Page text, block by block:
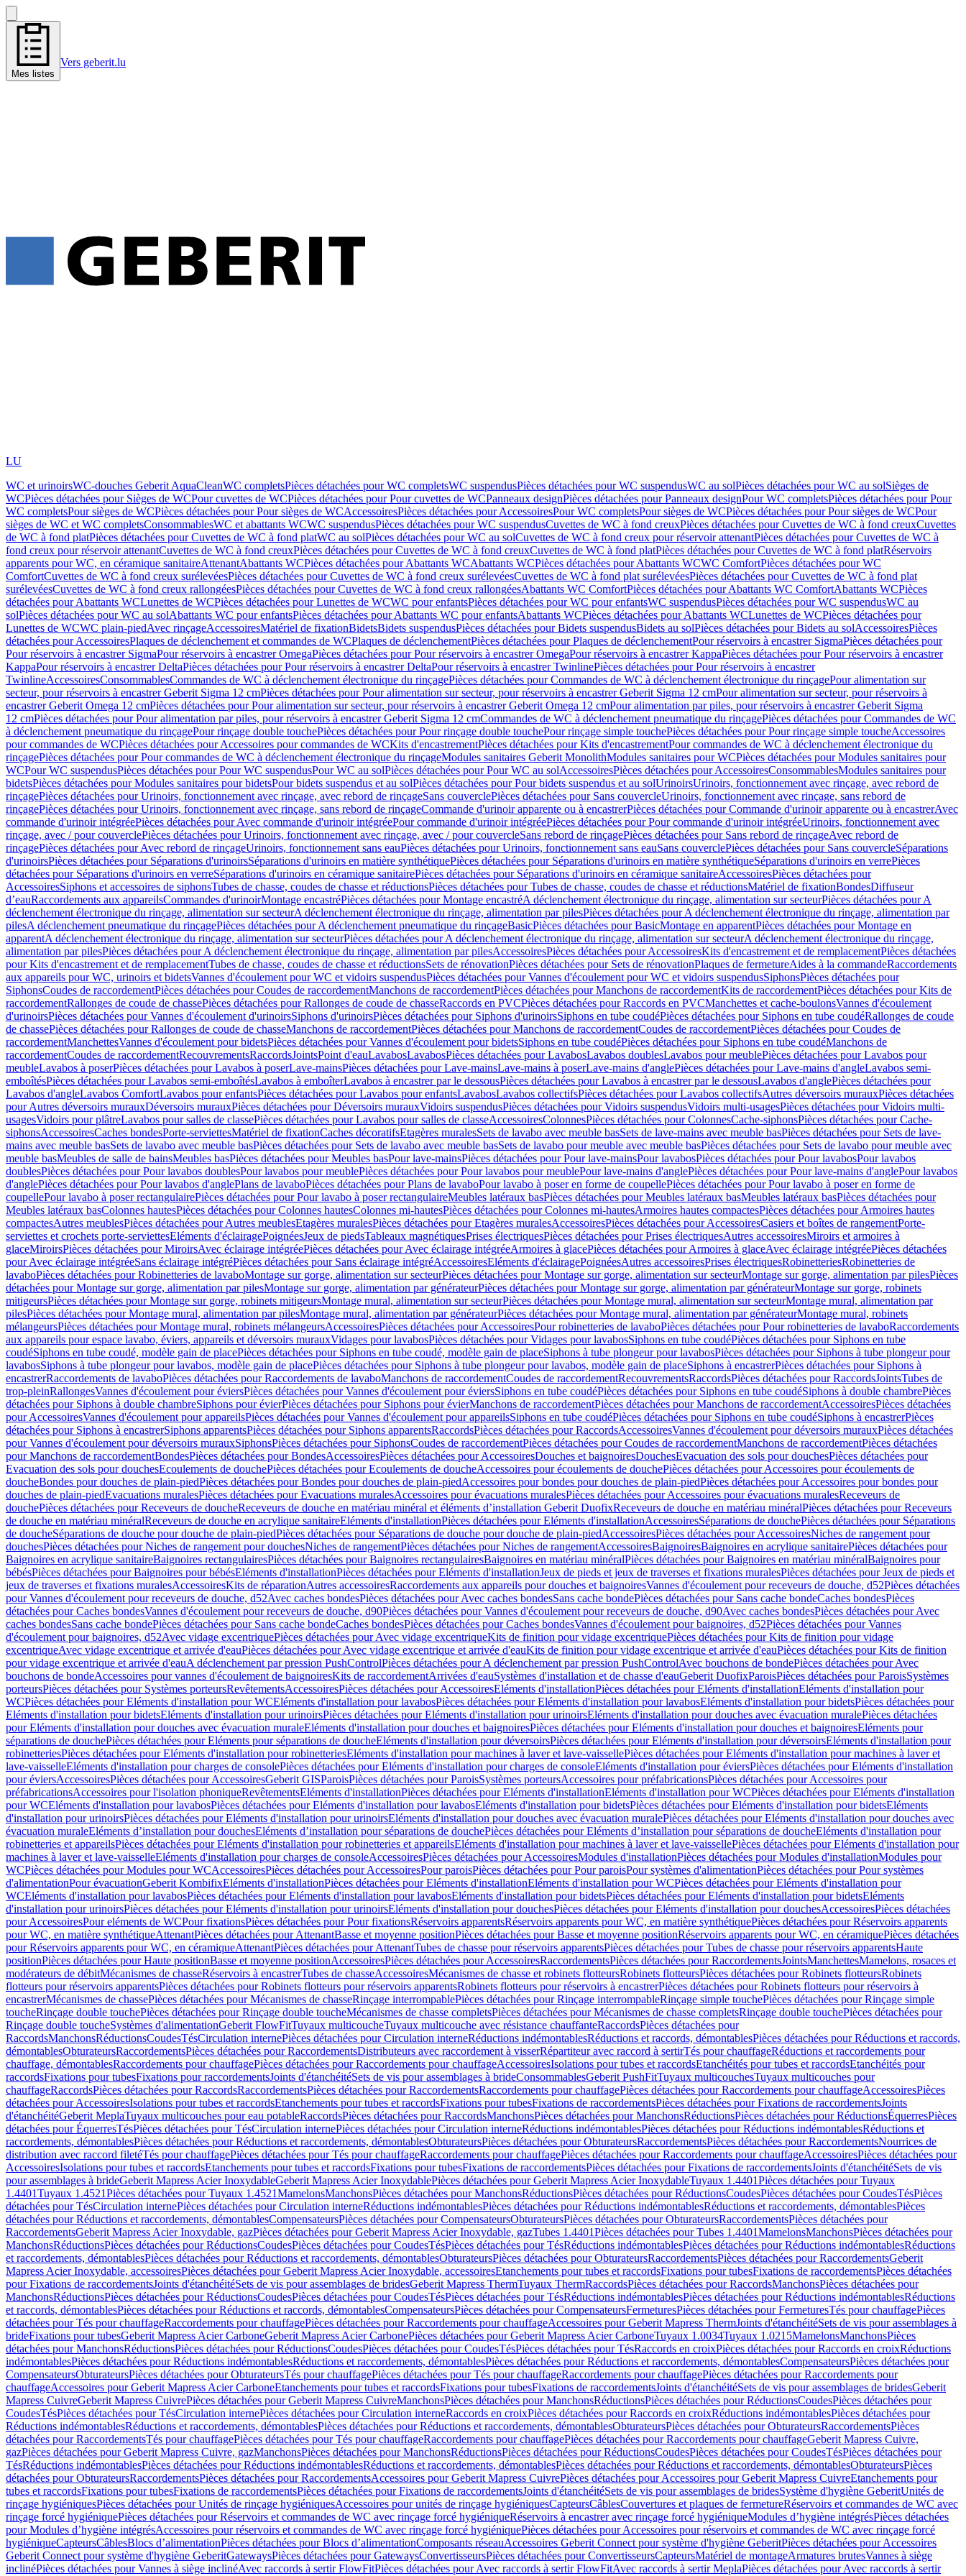
Mes listes
Vers geberit.lu
LU
WC et urinoirsWC-douches Geberit AquaCleanWC completsPièces détachées pour WC completsWC suspendusPièces détachées pour WC suspendusWC au solPièces détachées pour WC au solSièges de
WCPièces détachées pour Sièges de WCPour cuvettes de WCPièces détachées pour Pour cuvettes de WCPanneaux designPièces détachées pour Panneaux designPour WC completsPièces détachées pour Pour
WC completsPour sièges de WCPièces détachées pour Pour sièges de WCAccessoiresPièces détachées pour AccessoiresPour WC completsPour sièges de WCPièces détachées pour Pour sièges de WCPour
sièges de WC et WC completsConsommablesWC et abattants WCWC suspendusPièces détachées pour WC suspendusCuvettes de WC à fond creuxPièces détachées pour Cuvettes de WC à fond creuxCuvettes
de WC à fond platPièces détachées pour Cuvettes de WC à fond platWC au solPièces détachées pour WC au solCuvettes de WC à fond creux pour réservoir attenantPièces détachées pour Cuvettes de WC à
fond creux pour réservoir attenantCuvettes de WC à fond creuxPièces détachées pour Cuvettes de WC à fond creuxCuvettes de WC à fond platPièces détachées pour Cuvettes de WC à fond platRéservoirs
apparents pour WC, en céramique sanitaireAttenantAbattants WCPièces détachées pour Abattants WCAbattants WCPièces détachées pour Abattants WCWC ComfortPièces détachées pour WC
ComfortCuvettes de WC à fond creux surélevéesPièces détachées pour Cuvettes de WC à fond creux surélevéesCuvettes de WC à fond plat surélevéesPièces détachées pour Cuvettes de WC à fond plat
surélevéesCuvettes de WC à fond creux rallongéesPièces détachées pour Cuvettes de WC à fond creux rallongéesAbattants WC ComfortPièces détachées pour Abattants WC ComfortAbattants WCPièces
détachées pour Abattants WCLunettes de WCPièces détachées pour Lunettes de WCWC pour enfantsPièces détachées pour WC pour enfantsWC suspendusPièces détachées pour WC suspendusWC au
solPièces détachées pour WC au solAbattants WC pour enfantsPièces détachées pour Abattants WC pour enfantsAbattants WCPièces détachées pour Abattants WCLunettes de WCPièces détachées pour
Lunettes de WCWC plain-piedAvec rinçageAccessoiresMatériel de fixationBidetsBidets suspendusPièces détachées pour Bidets suspendusBidets au solPièces détachées pour Bidets au solAccessoiresPièces
détachées pour AccessoiresPlaques de déclenchement et commandes de WCPlaques de déclenchementPièces détachées pour Plaques de déclenchementPour réservoirs à encastrer SigmaPièces détachées pour
Pour réservoirs à encastrer SigmaPour réservoirs à encastrer OmegaPièces détachées pour Pour réservoirs à encastrer OmegaPour réservoirs à encastrer KappaPièces détachées pour Pour réservoirs à encastrer
KappaPour réservoirs à encastrer DeltaPièces détachées pour Pour réservoirs à encastrer DeltaPour réservoirs à encastrer TwinlinePièces détachées pour Pour réservoirs à encastrer
TwinlineAccessoiresConsommablesCommandes de WC à déclenchement électronique du rinçagePièces détachées pour Commandes de WC à déclenchement électronique du rinçagePour alimentation sur
secteur, pour réservoirs à encastrer Geberit Sigma 12 cmPièces détachées pour Pour alimentation sur secteur, pour réservoirs à encastrer Geberit Sigma 12 cmPour alimentation sur secteur, pour réservoirs à
encastrer Geberit Omega 12 cmPièces détachées pour Pour alimentation sur secteur, pour réservoirs à encastrer Geberit Omega 12 cmPour alimentation par piles, pour réservoirs à encastrer Geberit Sigma
12 cmPièces détachées pour Pour alimentation par piles, pour réservoirs à encastrer Geberit Sigma 12 cmCommandes de WC à déclenchement pneumatique du rinçagePièces détachées pour Commandes de WC
à déclenchement pneumatique du rinçagePour rinçage double touchePièces détachées pour Pour rinçage double touchePour rinçage simple touchePièces détachées pour Pour rinçage simple toucheAccessoires
pour commandes de WCPièces détachées pour Accessoires pour commandes de WCKits d'encastrementPièces détachées pour Kits d'encastrementPour commandes de WC à déclenchement électronique du
rinçagePièces détachées pour Pour commandes de WC à déclenchement électronique du rinçageModules sanitaires Geberit MonolithModules sanitaires pour WCPièces détachées pour Modules sanitaires pour
WCPour WC suspendusPièces détachées pour Pour WC suspendusPour WC au solPièces détachées pour Pour WC au solAccessoiresPièces détachées pour AccessoiresConsommablesModules sanitaires pour
bidetsPièces détachées pour Modules sanitaires pour bidetsPour bidets suspendus et au solPièces détachées pour Pour bidets suspendus et au solUrinoirsUrinoirs, fonctionnement avec rinçage, avec rebord de
rinçagePièces détachées pour Urinoirs, fonctionnement avec rinçage, avec rebord de rinçageSans couverclePièces détachées pour Sans couvercleUrinoirs, fonctionnement avec rinçage, sans rebord de
rinçagePièces détachées pour Urinoirs, fonctionnement avec rinçage, sans rebord de rinçageCommande d'urinoir apparente ou à encastrerPièces détachées pour Commande d'urinoir apparente ou à encastrerAvec
commande d'urinoir intégréePièces détachées pour Avec commande d'urinoir intégréePour commande d'urinoir intégréePièces détachées pour Pour commande d'urinoir intégréeUrinoirs, fonctionnement avec
rinçage, avec / pour couverclePièces détachées pour Urinoirs, fonctionnement avec rinçage, avec / pour couvercleSans rebord de rinçagePièces détachées pour Sans rebord de rinçageAvec rebord de
rinçagePièces détachées pour Avec rebord de rinçageUrinoirs, fonctionnement sans eauPièces détachées pour Urinoirs, fonctionnement sans eauSans couverclePièces détachées pour Sans couvercleSéparations
d'urinoirsPièces détachées pour Séparations d'urinoirsSéparations d'urinoirs en matière synthétiquePièces détachées pour Séparations d'urinoirs en matière synthétiqueSéparations d'urinoirs en verrePièces
détachées pour Séparations d'urinoirs en verreSéparations d'urinoirs en céramique sanitairePièces détachées pour Séparations d'urinoirs en céramique sanitaireAccessoiresPièces détachées pour
AccessoiresSiphons et accessoires de siphonsTubes de chasse, coudes de chasse et réductionsPièces détachées pour Tubes de chasse, coudes de chasse et réductionsMatériel de fixationBondesDiffuseur
d’eauRaccordements aux appareilsCommandes d'urinoirMontage encastréPièces détachées pour Montage encastréA déclenchement électronique du rinçage, alimentation sur secteurPièces détachées pour A
déclenchement électronique du rinçage, alimentation sur secteurA déclenchement électronique du rinçage, alimentation par pilesPièces détachées pour A déclenchement électronique du rinçage, alimentation par
pilesA déclenchement pneumatique du rinçagePièces détachées pour A déclenchement pneumatique du rinçageBasicPièces détachées pour BasicMontage en apparentPièces détachées pour Montage en
apparentA déclenchement électronique du rinçage, alimentation sur secteurPièces détachées pour A déclenchement électronique du rinçage, alimentation sur secteurA déclenchement électronique du rinçage,
alimentation par pilesPièces détachées pour A déclenchement électronique du rinçage, alimentation par pilesAccessoiresPièces détachées pour AccessoiresKits d'encastrement et de remplacementPièces détachées
pour Kits d'encastrement et de remplacementTubes de chasse, coudes de chasse et réductionsSets de rénovationPièces détachées pour Sets de rénovationPlaques de fermetureAides à la commandeRaccordements
aux appareils pour WC, urinoirs et bidetsVannes d'écoulement pour WC et vidoirs suspendusPièces détachées pour Vannes d'écoulement pour WC et vidoirs suspendusSiphonsPièces détachées pour
SiphonsCoudes de raccordementPièces détachées pour Coudes de raccordementManchons de raccordementPièces détachées pour Manchons de raccordementKits de raccordementPièces détachées pour Kits de
raccordementRallonges de coude de chassePièces détachées pour Rallonges de coude de chasseRaccords en PVCPièces détachées pour Raccords en PVCManchettes et cache-boulonsVannes d'écoulement
d'urinoirsPièces détachées pour Vannes d'écoulement d'urinoirsSiphons d'urinoirsPièces détachées pour Siphons d'urinoirsSiphons en tube coudéPièces détachées pour Siphons en tube coudéRallonges de coude
de chassePièces détachées pour Rallonges de coude de chasseManchons de raccordementPièces détachées pour Manchons de raccordementCoudes de raccordementPièces détachées pour Coudes de
raccordementManchettesVannes d'écoulement pour bidetsPièces détachées pour Vannes d'écoulement pour bidetsSiphons en tube coudéPièces détachées pour Siphons en tube coudéManchons de
raccordementCoudes de raccordementRecouvrementsRaccordsJointsPoint d'eauLavabosLavabosPièces détachées pour LavabosLavabos doublesLavabos pour meublePièces détachées pour Lavabos pour
meubleLavabos à poserPièces détachées pour Lavabos à poserLave-mainsPièces détachées pour Lave-mainsLave-mains à poserLave-mains d'anglePièces détachées pour Lave-mains d'angleLavabos semi-
emboîtésPièces détachées pour Lavabos semi-emboîtésLavabos à emboîterLavabos à encastrer par le dessousPièces détachées pour Lavabos à encastrer par le dessousLavabos d'anglePièces détachées pour
Lavabos d'angleLavabos ComfortLavabos pour enfantsPièces détachées pour Lavabos pour enfantsLavabosLavabos collectifsPièces détachées pour Lavabos collectifsAutres déversoirs murauxPièces détachées
pour Autres déversoirs murauxDéversoirs murauxPièces détachées pour Déversoirs murauxVidoirs suspendusPièces détachées pour Vidoirs suspendusVidoirs multi-usagesPièces détachées pour Vidoirs multi-
usagesVidoirs pour plâtreLavabos pour salles de classePièces détachées pour Lavabos pour salles de classeAccessoiresColonnesPièces détachées pour ColonnesCache-siphonsPièces détachées pour Cache-
siphonsAccessoiresCaches bondesPorte-serviettesMatériel de fixationCaches décoratifsEtagères muralesSets de lavabo avec meuble basSets de lave-mains avec meuble basPièces détachées pour Sets de lave-
mains avec meuble basSets de lavabo avec meuble basPièces détachées pour Sets de lavabo avec meuble basSets de lavabo pour meuble avec meuble basPièces détachées pour Sets de lavabo pour meuble avec
meuble basMeubles de salle de bainsMeubles basPièces détachées pour Meubles basPour lave-mainsPièces détachées pour Pour lave-mainsPour lavabosPièces détachées pour Pour lavabosPour lavabos
doublesPièces détachées pour Pour lavabos doublesPour lavabos pour meublePièces détachées pour Pour lavabos pour meublePour lave-mains d'anglePièces détachées pour Pour lave-mains d'anglePour lavabos
d'anglePièces détachées pour Pour lavabos d'anglePlans de lavaboPièces détachées pour Plans de lavaboPour lavabo à poser en forme de coupellePièces détachées pour Pour lavabo à poser en forme de
coupellePour lavabo à poser rectangulairePièces détachées pour Pour lavabo à poser rectangulaireMeubles latéraux basPièces détachées pour Meubles latéraux basMeubles latéraux basPièces détachées pour
Meubles latéraux basColonnes hautesPièces détachées pour Colonnes hautesColonnes mi-hautesPièces détachées pour Colonnes mi-hautesArmoires hautes compactesPièces détachées pour Armoires hautes
compactesAutres meublesPièces détachées pour Autres meublesEtagères muralesPièces détachées pour Etagères muralesAccessoiresPièces détachées pour AccessoiresCasiers et boîtes de rangementPorte-
serviettes et crochets porte-serviettesEléments d'éclairagePoignéesJeux de piedsTableaux magnétiquesPrises électriquesPièces détachées pour Prises électriquesAutres accessoiresMiroirs et armoires à
glaceMiroirsPièces détachées pour MiroirsAvec éclairage intégréePièces détachées pour Avec éclairage intégréeArmoires à glacePièces détachées pour Armoires à glaceAvec éclairage intégréePièces détachées
pour Avec éclairage intégréeSans éclairage intégréPièces détachées pour Sans éclairage intégréAccessoiresEléments d'éclairagePoignéesAutres accessoiresPrises électriquesRobinetteriesRobinetteries de
lavaboPièces détachées pour Robinetteries de lavaboMontage sur gorge, alimentation sur secteurPièces détachées pour Montage sur gorge, alimentation sur secteurMontage sur gorge, alimentation par pilesPièces
détachées pour Montage sur gorge, alimentation par pilesMontage sur gorge, alimentation par générateurPièces détachées pour Montage sur gorge, alimentation par générateurMontage sur gorge, robinets
mitigeursPièces détachées pour Montage sur gorge, robinets mitigeursMontage mural, alimentation sur secteurPièces détachées pour Montage mural, alimentation sur secteurMontage mural, alimentation par
pilesPièces détachées pour Montage mural, alimentation par pilesMontage mural, alimentation par générateurPièces détachées pour Montage mural, alimentation par générateurMontage mural, robinets
mélangeursPièces détachées pour Montage mural, robinets mélangeursAccessoiresPièces détachées pour AccessoiresPour robinetteries de lavaboPièces détachées pour Pour robinetteries de lavaboRaccordements
aux appareils pour espace lavabo, éviers, appareils et déversoirs murauxVidages pour lavabosPièces détachées pour Vidages pour lavabosSiphons en tube coudéPièces détachées pour Siphons en tube
coudéSiphons en tube coudé, modèle gain de placePièces détachées pour Siphons en tube coudé, modèle gain de placeSiphons à tube plongeur pour lavabosPièces détachées pour Siphons à tube plongeur pour
lavabosSiphons à tube plongeur pour lavabos, modèle gain de placePièces détachées pour Siphons à tube plongeur pour lavabos, modèle gain de placeSiphons à encastrerPièces détachées pour Siphons à
encastrerRaccordements de lavaboPièces détachées pour Raccordements de lavaboManchons de raccordementCoudes de raccordementRecouvrementsRaccordsPièces détachées pour RaccordsJointsTubes de
trop-pleinRallongesVannes d'écoulement pour éviersPièces détachées pour Vannes d'écoulement pour éviersSiphons en tube coudéPièces détachées pour Siphons en tube coudéSiphons à double chambrePièces
détachées pour Siphons à double chambreSiphons pour évierPièces détachées pour Siphons pour évierManchons de raccordementPièces détachées pour Manchons de raccordementAccessoiresPièces détachées
pour AccessoiresVannes d'écoulement pour appareilsPièces détachées pour Vannes d'écoulement pour appareilsSiphons en tube coudéPièces détachées pour Siphons en tube coudéSiphons à encastrerPièces
détachées pour Siphons à encastrerSiphons apparentsPièces détachées pour Siphons apparentsRaccordsPièces détachées pour RaccordsAccessoiresVannes d'écoulement pour déversoirs murauxPièces détachées
pour Vannes d'écoulement pour déversoirs murauxSiphonsPièces détachées pour SiphonsCoudes de raccordementPièces détachées pour Coudes de raccordementManchons de raccordementPièces détachées
pour Manchons de raccordementBondesPièces détachées pour BondesAccessoiresPièces détachées pour AccessoiresDouches et baignoiresDouchesEvacuation des sols pour douchesPièces détachées pour
Evacuation des sols pour douchesEcoulements de douchePièces détachées pour Ecoulements de doucheAccessoires pour écoulements de douchePièces détachées pour Accessoires pour écoulements de
doucheBondes pour douches de plain-piedPièces détachées pour Bondes pour douches de plain-piedAccessoires pour bondes pour douches de plain-piedPièces détachées pour Accessoires pour bondes pour
douches de plain-piedEvacuations muralesPièces détachées pour Evacuations muralesAccessoires pour évacuations muralesPièces détachées pour Accessoires pour évacuations muralesReceveurs de
douchePièces détachées pour Receveurs de doucheReceveurs de douche en matériau minéral et éléments d’installation Geberit DuofixReceveurs de douche en matériau minéralPièces détachées pour Receveurs
de douche en matériau minéralReceveurs de douche en acrylique sanitaireEléments d'installationPièces détachées pour Eléments d'installationAccessoiresSéparations de douchePièces détachées pour Séparations
de doucheSéparations de douche pour douche de plain-piedPièces détachées pour Séparations de douche pour douche de plain-piedAccessoiresPièces détachées pour AccessoiresNiches de rangement pour
douchesPièces détachées pour Niches de rangement pour douchesNiches de rangementPièces détachées pour Niches de rangementAccessoiresBaignoiresBaignoires en acrylique sanitairePièces détachées pour
Baignoires en acrylique sanitaireBaignoires rectangulairesPièces détachées pour Baignoires rectangulairesBaignoires en matériau minéralPièces détachées pour Baignoires en matériau minéralBaignoires pour
bébésPièces détachées pour Baignoires pour bébésEléments d'installationPièces détachées pour Eléments d'installationJeux de pieds et jeux de traverses et fixations muralesPièces détachées pour Jeux de pieds et
jeux de traverses et fixations muralesAccessoiresKits de réparationAutres accessoiresRaccordements aux appareils pour douches et baignoiresVannes d'écoulement pour receveurs de douche, d52Pièces détachées
pour Vannes d'écoulement pour receveurs de douche, d52Avec caches bondesPièces détachées pour Avec caches bondesSans cache bondePièces détachées pour Sans cache bondeCaches bondesPièces
détachées pour Caches bondesVannes d'écoulement pour receveurs de douche, d90Pièces détachées pour Vannes d'écoulement pour receveurs de douche, d90Avec caches bondesPièces détachées pour Avec
caches bondesSans cache bondePièces détachées pour Sans cache bondeCaches bondesPièces détachées pour Caches bondesVannes d'écoulement pour baignoires, d52Pièces détachées pour Vannes
d'écoulement pour baignoires, d52Avec vidage excentriquePièces détachées pour Avec vidage excentriqueKits de finition pour vidage excentriquePièces détachées pour Kits de finition pour vidage
excentriqueAvec vidage excentrique et arrivée d'eauPièces détachées pour Avec vidage excentrique et arrivée d'eauKits de finition pour vidage excentrique et arrivée d'eauPièces détachées pour Kits de finition
pour vidage excentrique et arrivée d'eauA déclenchement par pression PushControlPièces détachées pour A déclenchement par pression PushControlAvec bouchons de bondePièces détachées pour Avec
bouchons de bondeAccessoires pour vannes d'écoulement de baignoiresKits de raccordementArrivées d'eauSystèmes d'installation et de chasse d'eauGeberit DuofixParoisPièces détachées pour ParoisSystèmes
porteursPièces détachées pour Systèmes porteursRevêtementsAccessoiresPièces détachées pour AccessoiresEléments d'installationPièces détachées pour Eléments d'installationEléments d'installation pour
WCPièces détachées pour Eléments d'installation pour WCEléments d'installation pour lavabosPièces détachées pour Eléments d'installation pour lavabosEléments d'installation pour bidetsPièces détachées pour
Eléments d'installation pour bidetsEléments d'installation pour urinoirsPièces détachées pour Eléments d'installation pour urinoirsEléments d'installation pour douches avec évacuation muralePièces détachées
pour Eléments d'installation pour douches avec évacuation muraleEléments d'installation pour douches et baignoiresPièces détachées pour Eléments d'installation pour douches et baignoiresEléments pour
séparations de douchePièces détachées pour Eléments pour séparations de doucheEléments d'installation pour déversoirsPièces détachées pour Eléments d'installation pour déversoirsEléments d'installation pour
robinetteriesPièces détachées pour Eléments d'installation pour robinetteriesEléments d'installation pour machines à laver et lave-vaissellePièces détachées pour Eléments d'installation pour machines à laver et
lave-vaisselleEléments d'installation pour charges de consolePièces détachées pour Eléments d'installation pour charges de consoleEléments d'installation pour éviersPièces détachées pour Eléments d'installation
pour éviersAccessoiresPièces détachées pour AccessoiresGeberit GISParoisPièces détachées pour ParoisSystèmes porteursAccessoires pour préfabricationsPièces détachées pour Accessoires pour
préfabricationsAccessoires pour l'isolation phoniqueRevêtementsEléments d'installationPièces détachées pour Eléments d'installationEléments d'installation pour WCPièces détachées pour Eléments d'installation
pour WCEléments d'installation pour lavabosPièces détachées pour Eléments d'installation pour lavabosEléments d'installation pour bidetsPièces détachées pour Eléments d'installation pour bidetsEléments
d'installation pour urinoirsPièces détachées pour Eléments d'installation pour urinoirsEléments d'installation pour douches avec évacuation muralePièces détachées pour Eléments d'installation pour douches avec
évacuation muraleEléments d’installation pour douchesEléments d’installation pour séparations de douchePièces détachées pour Eléments d’installation pour séparations de doucheEléments d'installation pour
robinetteries et appareilsPièces détachées pour Eléments d'installation pour robinetteries et appareilsEléments d'installation pour machines à laver et lave-vaissellePièces détachées pour Eléments d'installation pour
machines à laver et lave-vaisselleEléments d'installation pour charges de consoleAccessoiresPièces détachées pour AccessoiresModules d'installationPièces détachées pour Modules d'installationModules pour
WCPièces détachées pour Modules pour WCAccessoiresPièces détachées pour AccessoiresPour paroisPièces détachées pour Pour paroisPour systèmes d'alimentationPièces détachées pour Pour systèmes
d'alimentationPour évacuationGeberit KombifixEléments d'installationPièces détachées pour Eléments d'installationEléments d'installation pour WCPièces détachées pour Eléments d'installation pour
WCEléments d'installation pour lavabosPièces détachées pour Eléments d'installation pour lavabosEléments d'installation pour bidetsPièces détachées pour Eléments d'installation pour bidetsEléments
d'installation pour urinoirsPièces détachées pour Eléments d'installation pour urinoirsEléments d'installation pour douchesPièces détachées pour Eléments d'installation pour douchesAccessoiresPièces détachées
pour AccessoiresPour eléments de WCPour fixationsPièces détachées pour Pour fixationsRéservoirs apparentsRéservoirs apparents pour WC, en matière synthétiquePièces détachées pour Réservoirs apparents
pour WC, en matière synthétiqueAttenantPièces détachées pour AttenantBasse et moyenne positionPièces détachées pour Basse et moyenne positionRéservoirs apparents pour WC, en céramiquePièces détachées
pour Réservoirs apparents pour WC, en céramiqueAttenantPièces détachées pour AttenantTubes de chasse pour réservoirs apparentsPièces détachées pour Tubes de chasse pour réservoirs apparentsHaute
positionPièces détachées pour Haute positionBasse et moyenne positionAccessoiresPièces détachées pour AccessoiresRaccordementsPièces détachées pour RaccordementsJointsManchettesMamelons, rosaces et
modérateurs de débitMécanismes de chasseRéservoirs à encastrerTubes de chasseAccessoiresMécanismes de chasse et robinets flotteursRobinets flotteursPièces détachées pour Robinets flotteursRobinets
flotteurs pour réservoirs apparentsPièces détachées pour Robinets flotteurs pour réservoirs apparentsRobinets flotteurs pour réservoirs à encastrerPièces détachées pour Robinets flotteurs pour réservoirs à
encastrerMécanismes de chassePièces détachées pour Mécanismes de chasseRinçage interrompablePièces détachées pour Rinçage interrompableRinçage simple touchePièces détachées pour Rinçage simple
toucheRinçage double touchePièces détachées pour Rinçage double toucheMécanismes de chasse completsPièces détachées pour Mécanismes de chasse completsRinçage double touchePièces détachées pour
Rinçage double toucheSystèmes d'alimentationGeberit FlowFitTuyaux multicoucheTuyaux multicouche avec résistance chauffanteRaccordsPièces détachées pour
RaccordsManchonsRéductionsCoudesTésCirculation internePièces détachées pour Circulation interneRéductions indémontablesRéductions et raccords, démontablesPièces détachées pour Réductions et raccords,
démontablesObturateursRaccordementsPièces détachées pour RaccordementsDistributeurs avec raccordement à visserRépartiteur avec raccord à sertirTés pour chauffageRéductions et raccordements pour
chauffage, démontablesRaccordements pour chauffagePièces détachées pour Raccordements pour chauffageAccessoiresIsolations pour tubes et raccordsEtanchéités pour tubes et raccordsEtanchéités pour
raccordsFixations pour tubesFixations pour raccordementsJoints d'étanchéitéSets de vis pour assemblages à brideConsommablesGeberit PushFitTuyaux multicouchesTuyaux multicouches pour
chauffageRaccordsPièces détachées pour RaccordsRaccordementsPièces détachées pour RaccordementsRaccordements pour chauffagePièces détachées pour Raccordements pour chauffageAccessoiresPièces
détachées pour AccessoiresIsolations pour tubes et raccordsEtanchements pour tubes et raccordsFixations pour tubesFixations de raccordementsPièces détachées pour Fixations de raccordementsJoints
d'étanchéitéGeberit MeplaTuyaux multicouches pour eau potableRaccordsPièces détachées pour RaccordsManchonsPièces détachées pour ManchonsRéductionsPièces détachées pour RéductionsÉquerresPièces
détachées pour ÉquerresTésPièces détachées pour TésCirculation internePièces détachées pour Circulation interneRéductions indémontablesPièces détachées pour Réductions indémontablesRéductions et
raccordements, démontablesPièces détachées pour Réductions et raccordements, démontablesObturateursPièces détachées pour ObturateursRaccordementsPièces détachées pour RaccordementsNourrices de
distribution avec raccord filetéTés pour chauffagePièces détachées pour Tés pour chauffageRaccordements pour chauffagePièces détachées pour Raccordements pour chauffageAccessoiresPièces détachées pour
AccessoiresIsolations pour tubes et raccordsEtanchements pour tubes et raccordsFixations pour tubesFixations de raccordementsPièces détachées pour Fixations de raccordementsJoints d'étanchéitéSets de vis
pour assemblages à brideGeberit Mapress Acier InoxydableGeberit Mapress Acier InoxydablePièces détachées pour Geberit Mapress Acier InoxydableTuyaux 1.4401Pièces détachées pour Tuyaux
1.4401Tuyaux 1.4521Pièces détachées pour Tuyaux 1.4521MamelonsManchonsPièces détachées pour ManchonsRéductionsPièces détachées pour RéductionsCoudesPièces détachées pour CoudesTésPièces
détachées pour TésCirculation internePièces détachées pour Circulation interneRéductions indémontablesPièces détachées pour Réductions indémontablesRéductions et raccordements, démontablesPièces
détachées pour Réductions et raccordements, démontablesCompensateursPièces détachées pour CompensateursObturateursPièces détachées pour ObturateursRaccordementsPièces détachées pour
RaccordementsGeberit Mapress Acier Inoxydable, gazPièces détachées pour Geberit Mapress Acier Inoxydable, gazTubes 1.4401Pièces détachées pour Tubes 1.4401MamelonsManchonsPièces détachées pour
ManchonsRéductionsPièces détachées pour RéductionsCoudesPièces détachées pour CoudesTésPièces détachées pour TésRéductions indémontablesPièces détachées pour Réductions indémontablesRéductions
et raccordements, démontablesPièces détachées pour Réductions et raccordements, démontablesObturateursPièces détachées pour ObturateursRaccordementsPièces détachées pour RaccordementsGeberit
Mapress Acier Inoxydable, accessoiresPièces détachées pour Geberit Mapress Acier Inoxydable, accessoiresEtanchements pour tubes et raccordsFixations pour tubesFixations de raccordementsPièces détachées
pour Fixations de raccordementsJoints d'étanchéitéSets de vis pour assemblages de bridesGeberit Mapress ThermTuyaux ThermRaccordsPièces détachées pour RaccordsManchonsPièces détachées pour
ManchonsRéductionsPièces détachées pour RéductionsCoudesPièces détachées pour CoudesTésPièces détachées pour TésRéductions indémontablesPièces détachées pour Réductions indémontablesRéductions
et raccords, démontablesPièces détachées pour Réductions et raccords, démontablesCompensateursPièces détachées pour CompensateursFermeturesPièces détachées pour FermeturesTés pour chauffagePièces
détachées pour Tés pour chauffageRaccordements pour chauffagePièces détachées pour Raccordements pour chauffageAccessoires pour Geberit Mapress ThermJoints d'étanchéitéSets de vis pour assemblages à
brideFixations pour tubesGeberit Mapress Acier CarboneGeberit Mapress Acier CarbonePièces détachées pour Geberit Mapress Acier CarboneTuyaux 1.0034Tuyaux 1.0215MamelonsManchonsPièces
détachées pour ManchonsRéductionsPièces détachées pour RéductionsCoudesPièces détachées pour CoudesTésPièces détachées pour TésRaccords en croixPièces détachées pour Raccords en croixRéductions
indémontablesPièces détachées pour Réductions indémontablesRéductions et raccordements, démontablesPièces détachées pour Réductions et raccordements, démontablesCompensateursPièces détachées pour
CompensateursObturateursPièces détachées pour ObturateursTés pour chauffagePièces détachées pour Tés pour chauffageRaccordements pour chauffagePièces détachées pour Raccordements pour
chauffageAccessoires pour Geberit Mapress Acier CarboneEtanchements pour tubes et raccordsFixations pour tubesFixations de raccordementsJoints d'étanchéitéSets de vis pour assemblages de bridesGeberit
Mapress CuivreGeberit Mapress CuivrePièces détachées pour Geberit Mapress CuivreManchonsPièces détachées pour ManchonsRéductionsPièces détachées pour RéductionsCoudesPièces détachées pour
CoudesTésPièces détachées pour TésCirculation internePièces détachées pour Circulation interneRaccords en croixPièces détachées pour Raccords en croixRéductions indémontablesPièces détachées pour
Réductions indémontablesRéductions et raccordements, démontablesPièces détachées pour Réductions et raccordements, démontablesObturateursPièces détachées pour ObturateursRaccordementsPièces
détachées pour RaccordementsTés pour chauffagePièces détachées pour Tés pour chauffageRaccordements pour chauffagePièces détachées pour Raccordements pour chauffageGeberit Mapress Cuivre,
gazPièces détachées pour Geberit Mapress Cuivre, gazManchonsPièces détachées pour ManchonsRéductionsPièces détachées pour RéductionsCoudesPièces détachées pour CoudesTésPièces détachées pour
TésRéductions indémontablesPièces détachées pour Réductions indémontablesRéductions et raccordements, démontablesPièces détachées pour Réductions et raccordements, démontablesObturateursPièces
détachées pour ObturateursRaccordementsPièces détachées pour RaccordementsAccessoires pour Geberit Mapress CuivrePièces détachées pour Accessoires pour Geberit Mapress CuivreEtanchements pour
tubes et raccordsFixations pour tubesFixations de raccordementsPièces détachées pour Fixations de raccordementsJoints d'étanchéitéSets de vis pour assemblages de bridesSystème d'hygiène GeberitUnités de
rinçage hygiéniquesPièces détachées pour Unités de rinçage hygiéniquesAccessoires pour unités de rinçage hygiéniquesCapteursCâblesCouvertures et plaques de fermetureRéservoirs et commandes de WC avec
rinçage forcé hygiéniquePièces détachées pour Réservoirs et commandes de WC avec rinçage forcé hygiéniqueRéservoirs à encastrer avec rinçage forcé hygiéniqueModules d’hygiène intégrésPièces détachées
pour Modules d’hygiène intégrésAccessoires pour réservoirs et commandes de WC avec rinçage forcé hygiéniquePièces détachées pour Accessoires pour réservoirs et commandes de WC avec rinçage forcé
hygiéniqueCapteursCâblesBlocs d’alimentationPièces détachées pour Blocs d’alimentationComposants réseauAccessoires Geberit Connect pour système d'hygiène GeberitPièces détachées pour Accessoires
Geberit Connect pour système d'hygiène GeberitGatewaysPièces détachées pour GatewaysConvertisseursPièces détachées pour ConvertisseursCapteursMatériel de montageArmatures brutesVannes à siège
inclinéPièces détachées pour Vannes à siège inclinéAvec raccords à sertir FlowFitPièces détachées pour Avec raccords à sertir FlowFitAvec raccords à sertir MeplaPièces détachées pour Avec raccords à sertir